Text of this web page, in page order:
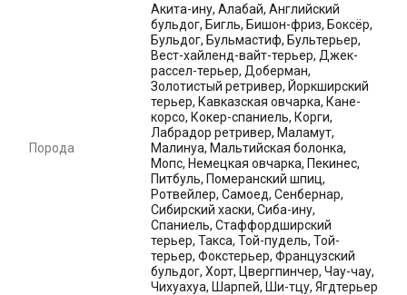
Порода
Акита-ину, Алабай, Английский
бульдог, Бигль, Бишон-фриз, Боксёр,
Бульдог, Бульмастиф, Бультерьер,
Вест-хайленд-вайт-терьер, Джек-
рассел-терьер, Доберман,
Золотистый ретривер, Йоркширский
терьер, Кавказская овчарка, Кане-
корсо, Кокер-спаниель, Корги,
Лабрадор ретривер, Маламут,
Малинуа, Мальтийская болонка,
Мопс, Немецкая овчарка, Пекинес,
Питбуль, Померанский шпиц,
Ротвейлер, Самоед, Сенбернар,
Сибирский хаски, Сиба-ину,
Спаниель, Стаффордширский
терьер, Такса, Той-пудель, Той-
терьер, Фокстерьер, Французский
бульдог, Хорт, Цвергпинчер, Чау-чау,
Чихуахуа, Шарпей, Ши-тцу, Ягдтерьер